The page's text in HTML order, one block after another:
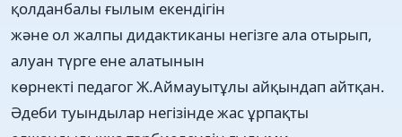
қолданбалы ғылым екендігін
және ол жалпы дидактиканы негізге ала отырып,
алуан түрге ене алатынын
көрнекті педагог Ж.Аймауытұлы айқындап айтқан.
Әдеби туындылар негізінде жас ұрпақты